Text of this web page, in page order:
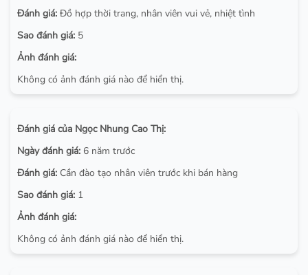
Đánh giá: Đồ hợp thời trang, nhân viên vui vẻ, nhiệt tình
Sao đánh giá: 5
Ảnh đánh giá:
Không có ảnh đánh giá nào để hiển thị.
Đánh giá của Ngọc Nhung Cao Thị:
Ngày đánh giá: 6 năm trước
Đánh giá: Cần đào tạo nhân viên trước khi bán hàng
Sao đánh giá: 1
Ảnh đánh giá:
Không có ảnh đánh giá nào để hiển thị.